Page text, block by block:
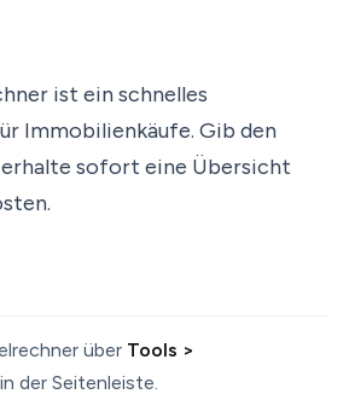
ist ein schnelles
Immobilienkäufe. Gib den
erhalte sofort eine Übersicht
über Tools >
in der Seitenleiste.